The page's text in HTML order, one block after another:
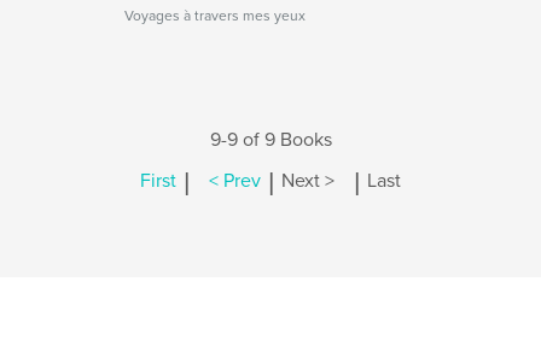
Voyages à travers mes yeux
9-9 of 9 Books
First | < Prev | Next > | Last